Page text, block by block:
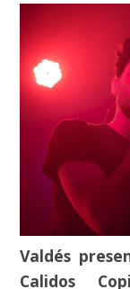
Valdés
Calidos